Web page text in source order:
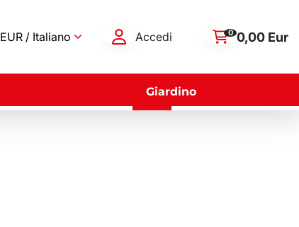
EUR / Italiano Accedi 0 0,00 Eur
Giardino